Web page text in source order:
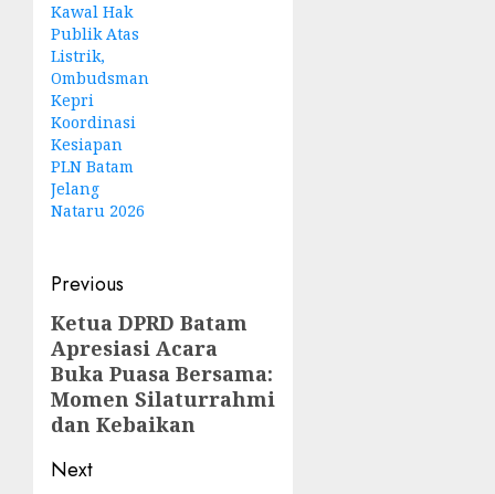
Kawal Hak
Publik Atas
Listrik,
Ombudsman
Kepri
Koordinasi
Kesiapan
PLN Batam
Jelang
Nataru 2026
Post
navigation
Previous
Previous
post:
Ketua DPRD Batam
Apresiasi Acara
Buka Puasa Bersama:
Momen Silaturrahmi
dan Kebaikan
Next